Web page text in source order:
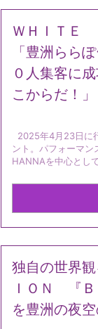
ＷＨＩＴＥ
「豊洲らら
０人集客に
こからだ！」
2025年4月23日に
ント。パフォーマン
HANNAを中心とし
独自の世界
ＩＯＮ 『
を豊洲の夜